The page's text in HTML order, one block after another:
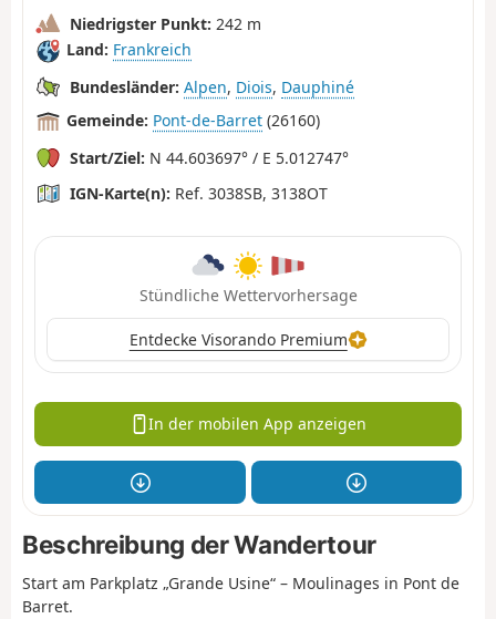
Niedrigster Punkt: 242 m
Land: Frankreich
Bundesländer: Alpen, Diois, Dauphiné
Gemeinde: Pont-de-Barret (26160)
Start/Ziel: N 44.603697° / E 5.012747°
IGN-Karte(n): Ref. 3038SB, 3138OT
Stündliche Wettervorhersage
Entdecke Visorando Premium
In der mobilen App anzeigen
Beschreibung der Wandertour
Start am Parkplatz „Grande Usine“ – Moulinages in Pont de
Barret.